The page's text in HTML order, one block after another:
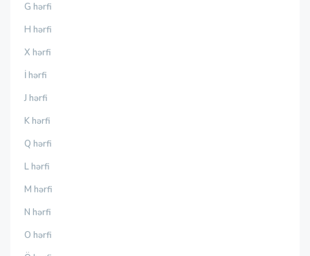
G hərfi
H hərfi
X hərfi
İ hərfi
J hərfi
K hərfi
Q hərfi
L hərfi
M hərfi
N hərfi
O hərfi